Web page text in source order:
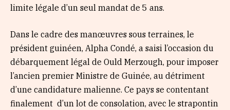
limite légale d’un seul mandat de 5 ans.
Dans le cadre des manœuvres sous terraines, le
président guinéen, Alpha Condé, a saisi l’occasion du
débarquement légal de Ould Merzough, pour imposer
l’ancien premier Ministre de Guinée, au détriment
d’une candidature malienne. Ce pays se contentant
finalement d’un lot de consolation, avec le strapontin